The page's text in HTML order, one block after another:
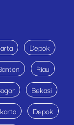
Depok
Riau
Bekasi
Depok